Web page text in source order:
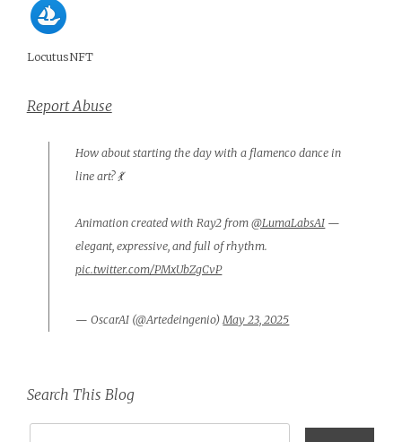
LocutusNFT
Report Abuse
How about starting the day with a flamenco dance in
line art? 💃
Animation created with Ray2 from@LumaLabsAI —
elegant, expressive, and full of rhythm.
pic.twitter.com/PMxUbZgCvP
— OscarAI (@Artedeingenio) May 23, 2025
Search This Blog